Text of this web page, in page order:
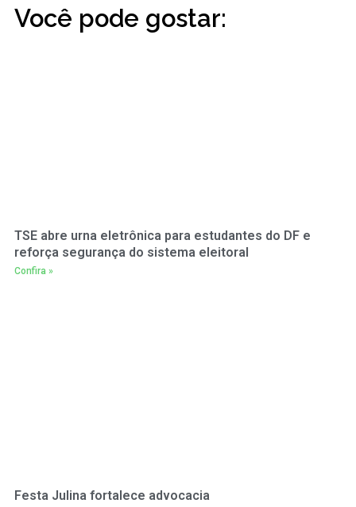
Você pode gostar:
TSE abre urna eletrônica para estudantes do DF e
reforça segurança do sistema eleitoral
Confira »
Festa Julina fortalece advocacia